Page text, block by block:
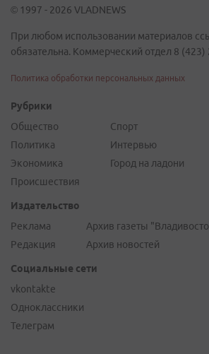
© 1997 - 2026 VLADNEWS
При любом использовании материалов
обязательна. Коммерческий отдел 8 (423)
Политика обработки персональных данных
Рубрики
Общество
Политика
Экономика
Происшествия
Спорт
Интервью
Город на ладони
Издательство
Реклама
Редакция
Архив газеты
Архив новостей
Социальные сети
vkontakte
Одноклассники
Телеграм